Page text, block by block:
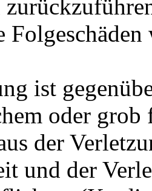
Folgeschäden
ist
oder grob
der
und der